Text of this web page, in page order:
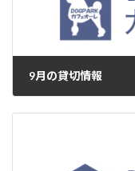
9月の貸切情報